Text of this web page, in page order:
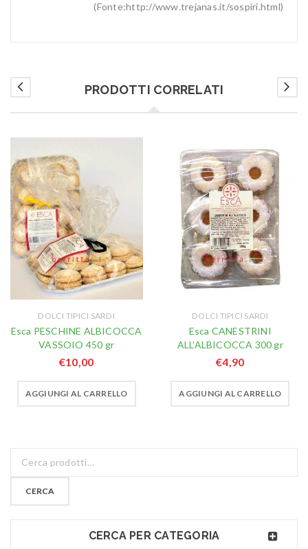
(Fonte:http://www.trejanas.it/sospiri.html)
PRODOTTI CORRELATI
DOLCI TIPICI SARDI
Esca PESCHINE ALBICOCCA
VASSOIO 450 gr
€10,00
AGGIUNGI AL CARRELLO
DOLCI TIPICI SARDI
Esca CANESTRINI
ALL’ALBICOCCA 300 gr
€4,90
AGGIUNGI AL CARRELLO
CERCA
CERCA PER CATEGORIA